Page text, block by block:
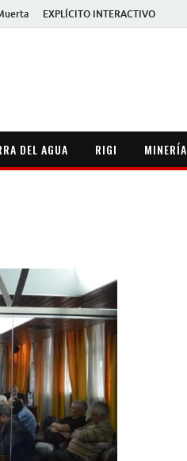
EXPLÍCITO INTERACTIVO
DEL AGUA RIGI MINERÍA